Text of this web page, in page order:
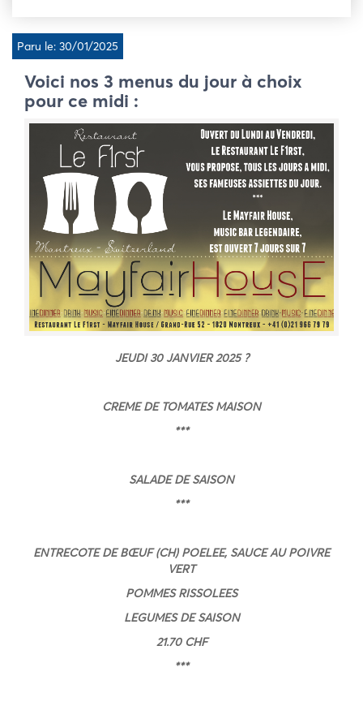
Paru le: 30/01/2025
Voici nos 3 menus du jour à choix
pour ce midi :
JEUDI 30 JANVIER 2025 ?
CREME DE TOMATES MAISON
***
SALADE DE SAISON
***
ENTRECOTE DE BŒUF (CH) POELEE, SAUCE AU POIVRE
VERT
POMMES RISSOLEES
LEGUMES DE SAISON
21.70 CHF
***